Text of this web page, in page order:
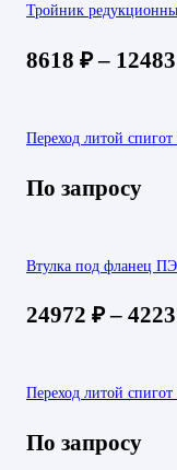
Тройник
8618 ₽– 12483
Переход литой
По запросу
Втулка под фланец
24972 ₽–
Переход литой
По запросу